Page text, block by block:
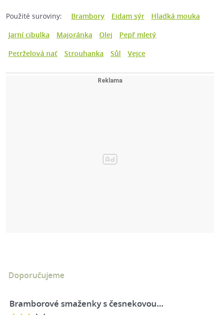
Použité suroviny: Brambory Eidam sýr
Hladká mouka
Jarní cibulka
Majoránka Olej
Pepř mletý
Petrželová nať
Strouhanka Sůl Vejce
Doporučujeme
Bramborové smaženky s česnekovou…